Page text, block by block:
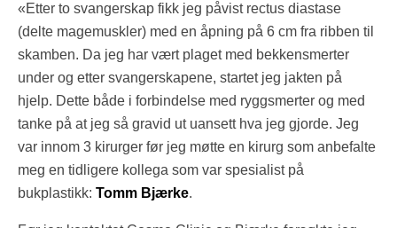
«Etter to svangerskap fikk jeg påvist rectus diastase
(delte magemuskler) med en åpning på 6 cm fra ribben til
skamben. Da jeg har vært plaget med bekkensmerter
under og etter svangerskapene, startet jeg jakten på
hjelp. Dette både i forbindelse med ryggsmerter og med
tanke på at jeg så gravid ut uansett hva jeg gjorde. Jeg
var innom 3 kirurger før jeg møtte en kirurg som anbefalte
meg en tidligere kollega som var spesialist på
bukplastikk: Tomm Bjærke.